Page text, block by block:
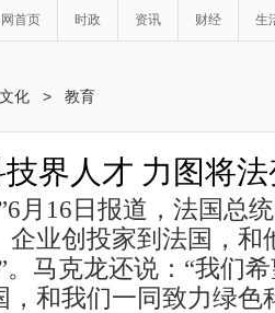
首页 时政 资讯 财经 生
文化 > 教育
界人才 力图将
月16日报道，法国总
企业创投家到法国，和
。马克龙还说：“我们
，和我们一同致力绿色